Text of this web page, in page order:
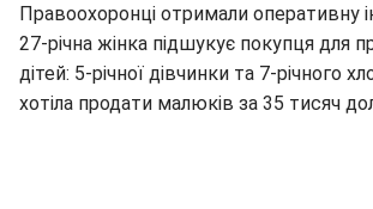
Правоохоронці отримали оперативну
27-річна жінка підшукує покупця для
дітей: 5-річної дівчинки та 7-річного
хотіла продати малюків за 35 тисяч